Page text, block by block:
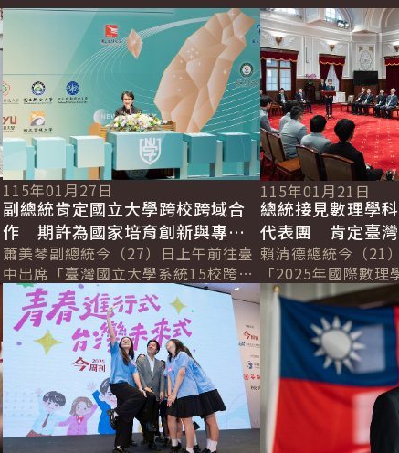
詳細內容
115年01月27日
副總統肯定國立大學跨校跨域合
作 期許為國家培育創新與專業
人才
蕭美琴副總統今（27）日上午前往臺
中出席「臺灣國立大學系統15校跨域
共榮合作典禮」時表示，高等教育必
須打破校際藩籬、強化跨校與跨域整
合，協助...
詳細內容
115年01月21日
總統接見數理學
代表團 肯定臺
果 期勉持續深耕
力
賴清德總統今（21
「2025年國際數理
代表團」，肯定參
學教育紮實的基礎
光發熱；並...
詳細內容 詳細內容